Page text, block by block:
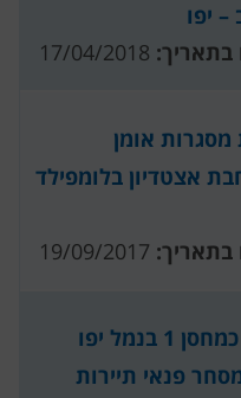
יפו
בתאריך:
מסגרות אומן
אצטדיון בלומפילד
בתאריך:
שכירות יחידה במבנה הידוע כמחסן 1 בנמל יפו
פנאי תיירות